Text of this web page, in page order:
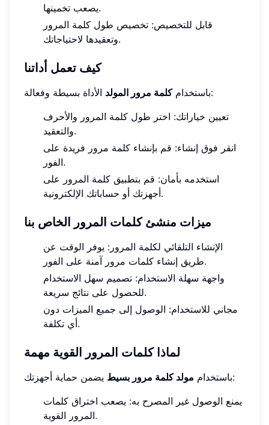
يصعب تخمينها.
قابل للتخصيص: تخصيص طول كلمة المرور
وتعقيدها لاحتياجاتك.
كيف تعمل أداتنا
باستخدامكلمة مرور المولد
الأداة بسيطة وفعالة:
تعيين خياراتك: اختر طول كلمة المرور والأحرف
والتعقيد.
انقر فوق إنشاء: قم بإنشاء كلمة مرور فريدة على
الفور.
استخدمه بأمان: قم بتطبيق كلمة المرور على
أجهزتك أو حساباتك الإلكترونية.
ميزات منشئ كلمات المرور الخاص بنا
الإنشاء التلقائي لكلمة المرور: يوفر الوقت عن
طريق إنشاء كلمات مرور آمنة على الفور.
واجهة سهلة الاستخدام: تصميم سهل الاستخدام
للحصول على نتائج سريعة.
مجاني للاستخدام: الوصول إلى جميع الميزات دون
أي تكلفة.
لماذا كلمات المرور القوية مهمة
باستخدام مولد كلمة مرور بسيط
يضمن حماية أجهزتك:
يمنع الوصول غير المصرح به: يصعب اختراق كلمات
المرور القوية.